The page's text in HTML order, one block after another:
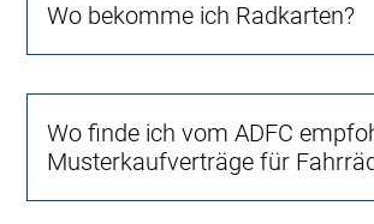
Wo bekomme ich Radkarten?
Wo finde ich vom ADFC
Musterkaufverträge für